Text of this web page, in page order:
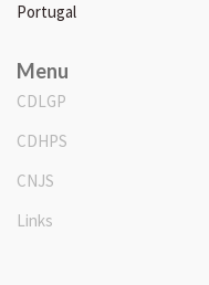
Portugal
Menu
CDLGP
CDHPS
CNJS
Links